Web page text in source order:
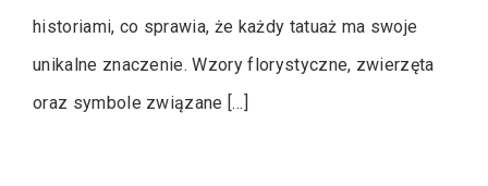
historiami, co sprawia, że każdy tatuaż ma swoje
unikalne znaczenie. Wzory florystyczne, zwierzęta
oraz symbole związane […]